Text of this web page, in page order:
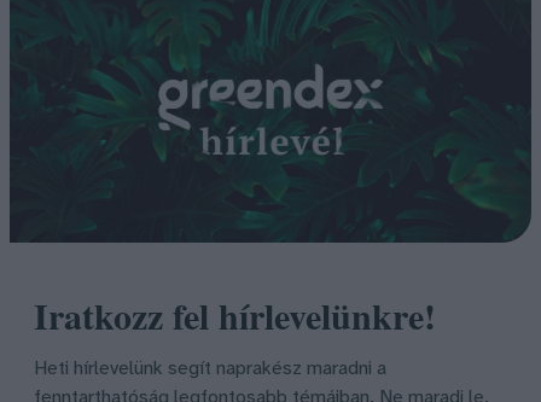
Iratkozz fel hírlevelünkre!
Heti hírlevelünk segít naprakész maradni a